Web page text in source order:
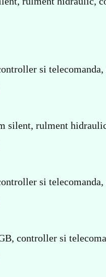
si telecomanda,
silent, rulment
si telecomanda,
controller si